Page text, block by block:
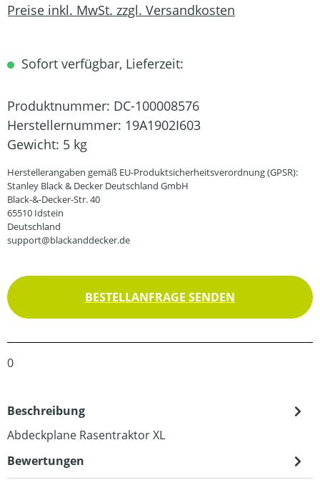
Preise inkl. MwSt. zzgl. Versandkosten
Sofort verfügbar, Lieferzeit:
Produktnummer: DC-100008576
Herstellernummer: 19A1902I603
Gewicht: 5 kg
Herstellerangaben gemäß EU-Produktsicherheitsverordnung (GPSR):
Stanley Black & Decker Deutschland GmbH
Black-&-Decker-Str. 40
65510 Idstein
Deutschland
support@blackanddecker.de
BESTELLANFRAGE SENDEN
0
Beschreibung
Abdeckplane Rasentraktor XL
Bewertungen